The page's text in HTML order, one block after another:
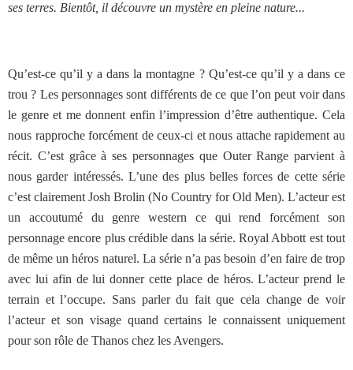
ses terres. Bientôt, il découvre un mystère en pleine nature...
Qu’est-ce qu’il y a dans la montagne ? Qu’est-ce qu’il y a dans ce
trou ? Les personnages sont différents de ce que l’on peut voir dans
le genre et me donnent enfin l’impression d’être authentique. Cela
nous rapproche forcément de ceux-ci et nous attache rapidement au
récit. C’est grâce à ses personnages que Outer Range parvient à
nous garder intéressés. L’une des plus belles forces de cette série
c’est clairement Josh Brolin (No Country for Old Men). L’acteur est
un accoutumé du genre western ce qui rend forcément son
personnage encore plus crédible dans la série. Royal Abbott est tout
de même un héros naturel. La série n’a pas besoin d’en faire de trop
avec lui afin de lui donner cette place de héros. L’acteur prend le
terrain et l’occupe. Sans parler du fait que cela change de voir
l’acteur et son visage quand certains le connaissent uniquement
pour son rôle de Thanos chez les Avengers.